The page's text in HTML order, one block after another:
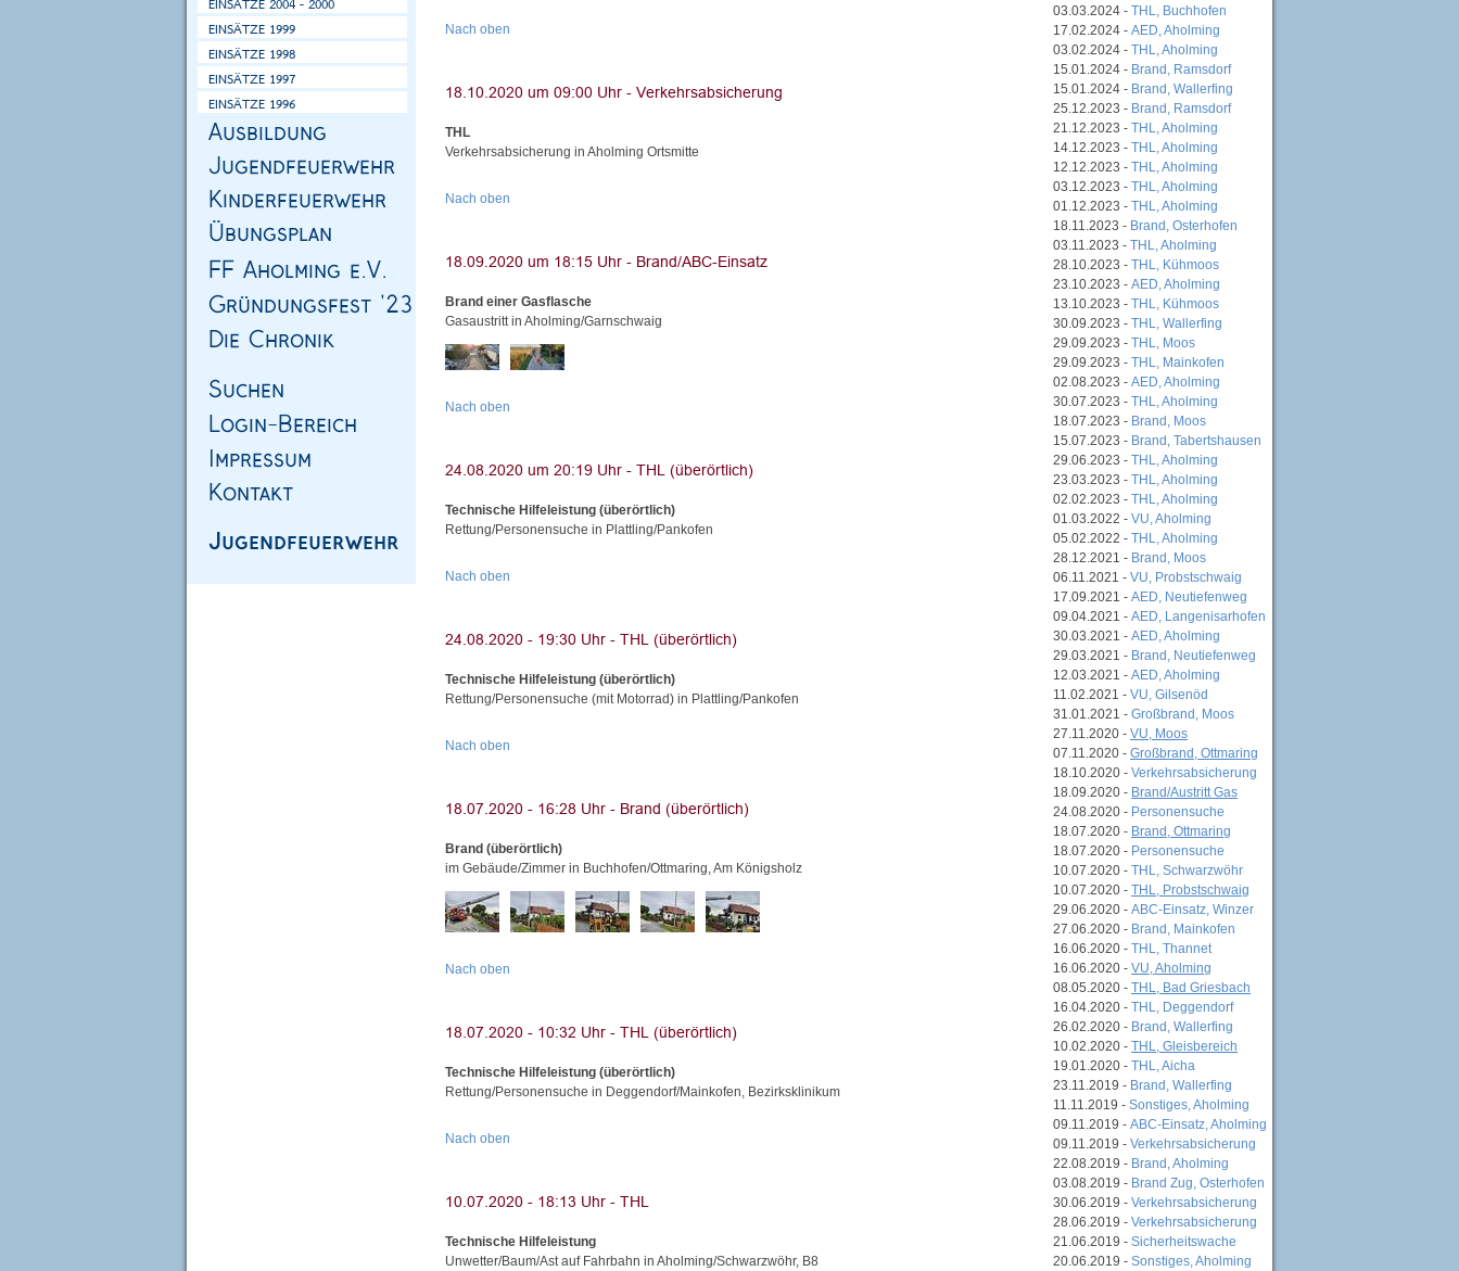
Nach oben
THL
Verkehrsabsicherung in Aholming Ortsmitte
Nach oben
Brand einer Gasflasche
Gasaustritt in Aholming/Garnschwaig
Nach oben
Technische Hilfeleistung (überörtlich)
Rettung/Personensuche in Plattling/Pankofen
Nach oben
Technische Hilfeleistung (überörtlich)
Rettung/Personensuche (mit Motorrad) in Plattling/Pankofen
Nach oben
Brand (überörtlich)
im Gebäude/Zimmer in Buchhofen/Ottmaring, Am Königsholz
Nach oben
Technische Hilfeleistung (überörtlich)
Rettung/Personensuche in Deggendorf/Mainkofen, Bezirksklinikum
Nach oben
Technische Hilfeleistung
Unwetter/Baum/Ast auf Fahrbahn in Aholming/Schwarzwöhr, B8
03.03.2024 - THL, Buchhofen
17.02.2024 - AED, Aholming
03.02.2024 - THL, Aholming
15.01.2024 - Brand, Ramsdorf
15.01.2024 - Brand, Wallerfing
25.12.2023 - Brand, Ramsdorf
21.12.2023 - THL, Aholming
14.12.2023 - THL, Aholming
12.12.2023 - THL, Aholming
03.12.2023 - THL, Aholming
01.12.2023 - THL, Aholming
18.11.2023 - Brand, Osterhofen
03.11.2023 - THL, Aholming
28.10.2023 - THL, Kühmoos
23.10.2023 - AED, Aholming
13.10.2023 - THL, Kühmoos
30.09.2023 - THL, Wallerfing
29.09.2023 - THL, Moos
29.09.2023 - THL, Mainkofen
02.08.2023 - AED, Aholming
30.07.2023 - THL, Aholming
18.07.2023 - Brand, Moos
15.07.2023 - Brand, Tabertshausen
29.06.2023 - THL, Aholming
23.03.2023 - THL, Aholming
02.02.2023 - THL, Aholming
01.03.2022 - VU, Aholming
05.02.2022 - THL, Aholming
28.12.2021 - Brand, Moos
06.11.2021 - VU, Probstschwaig
17.09.2021 - AED, Neutiefenweg
09.04.2021 - AED, Langenisarhofen
30.03.2021 - AED, Aholming
29.03.2021 - Brand, Neutiefenweg
12.03.2021 - AED, Aholming
11.02.2021 - VU, Gilsenöd
31.01.2021 - Großbrand, Moos
27.11.2020 - VU, Moos
07.11.2020 - Großbrand, Ottmaring
18.10.2020 - Verkehrsabsicherung
18.09.2020 - Brand/Austritt Gas
24.08.2020 - Personensuche
18.07.2020 - Brand, Ottmaring
18.07.2020 - Personensuche
10.07.2020 - THL, Schwarzwöhr
10.07.2020 - THL, Probstschwaig
29.06.2020 - ABC-Einsatz, Winzer
27.06.2020 - Brand, Mainkofen
16.06.2020 - THL, Thannet
16.06.2020 - VU, Aholming
08.05.2020 - THL, Bad Griesbach
16.04.2020 - THL, Deggendorf
26.02.2020 - Brand, Wallerfing
10.02.2020 - THL, Gleisbereich
19.01.2020 - THL, Aicha
23.11.2019 - Brand, Wallerfing
11.11.2019 - Sonstiges, Aholming
09.11.2019 - ABC-Einsatz, Aholming
09.11.2019 - Verkehrsabsicherung
22.08.2019 - Brand, Aholming
03.08.2019 - Brand Zug, Osterhofen
30.06.2019 - Verkehrsabsicherung
28.06.2019 - Verkehrsabsicherung
21.06.2019 - Sicherheitswache
20.06.2019 - Sonstiges, Aholming